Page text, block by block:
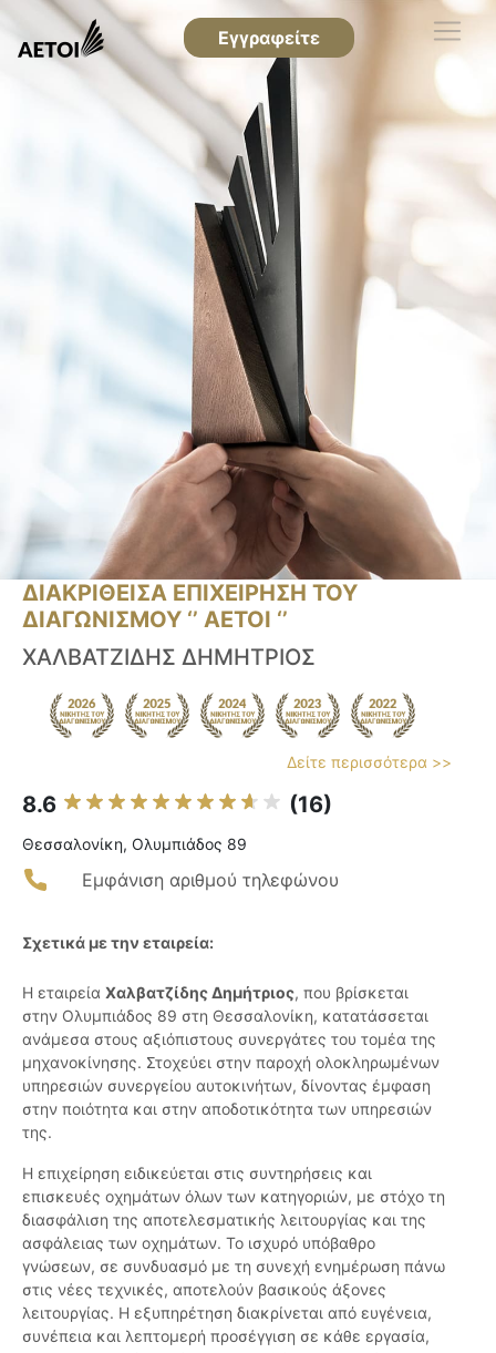
Εγγραφείτε
ΔΙΑΚΡΙΘΕΙΣΑ ΕΠΙΧΕΙΡΗΣΗ ΤΟΥ
ΔΙΑΓΩΝΙΣΜΟΥ ‘’ ΑΕΤΟΙ ‘’
ΧΑΛΒΑΤΖΙΔΗΣ ΔΗΜΗΤΡΙΟΣ
Δείτε περισσότερα >>
8.6 (16)
Θεσσαλονίκη, Ολυμπιάδος 89
Εμφάνιση αριθμού τηλεφώνου
Σχετικά με την εταιρεία:
Η εταιρεία Χαλβατζίδης Δημήτριος, που βρίσκεται
στην Ολυμπιάδος 89 στη Θεσσαλονίκη, κατατάσσεται
ανάμεσα στους αξιόπιστους συνεργάτες του τομέα της
μηχανοκίνησης. Στοχεύει στην παροχή ολοκληρωμένων
υπηρεσιών συνεργείου αυτοκινήτων, δίνοντας έμφαση
στην ποιότητα και στην αποδοτικότητα των υπηρεσιών
της.
Η επιχείρηση ειδικεύεται στις συντηρήσεις και
επισκευές οχημάτων όλων των κατηγοριών, με στόχο τη
διασφάλιση της αποτελεσματικής λειτουργίας και της
ασφάλειας των οχημάτων. Το ισχυρό υπόβαθρο
γνώσεων, σε συνδυασμό με τη συνεχή ενημέρωση πάνω
στις νέες τεχνικές, αποτελούν βασικούς άξονες
λειτουργίας. Η εξυπηρέτηση διακρίνεται από ευγένεια,
συνέπεια και λεπτομερή προσέγγιση σε κάθε εργασία,